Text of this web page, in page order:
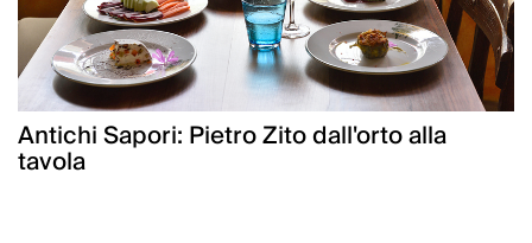
Antichi Sapori: Pietro Zito dall'orto alla
tavola